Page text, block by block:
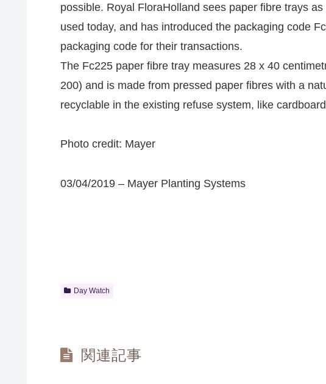
possible. Royal FloraHolland sees paper fibre trays
used today, and has introduced the packaging code
packaging code for their transactions.
The Fc225 paper fibre tray measures 28 x 40
200) and is made from pressed paper fibres with a
recyclable in the existing refuse system, like
Photo credit: Mayer
03/04/2019 – Mayer Planting Systems
Day Watch
関連記事